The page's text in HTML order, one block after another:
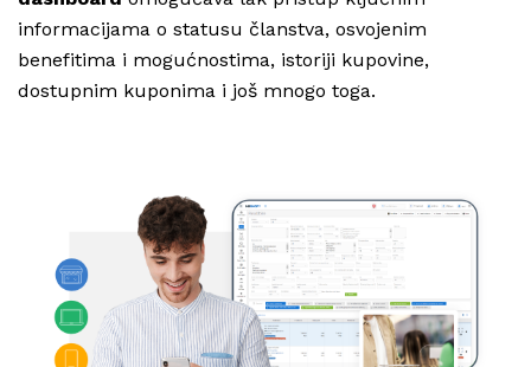
informacijama o statusu članstva, osvojenim
benefitima i mogućnostima, istoriji kupovine,
dostupnim kuponima i još mnogo toga.